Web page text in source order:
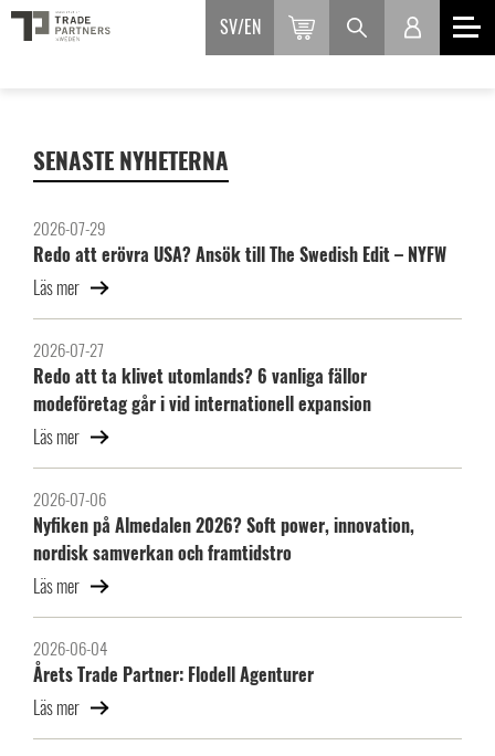
SV EN
SENASTE NYHETERNA
2026-07-29
Redo att erövra USA? Ansök till The Swedish Edit – NYFW
Läs mer
2026-07-27
Redo att ta klivet utomlands? 6 vanliga fällor
modeföretag går i vid internationell expansion
Läs mer
2026-07-06
Nyfiken på Almedalen 2026? Soft power, innovation,
nordisk samverkan och framtidstro
Läs mer
2026-06-04
Årets Trade Partner: Flodell Agenturer
Läs mer